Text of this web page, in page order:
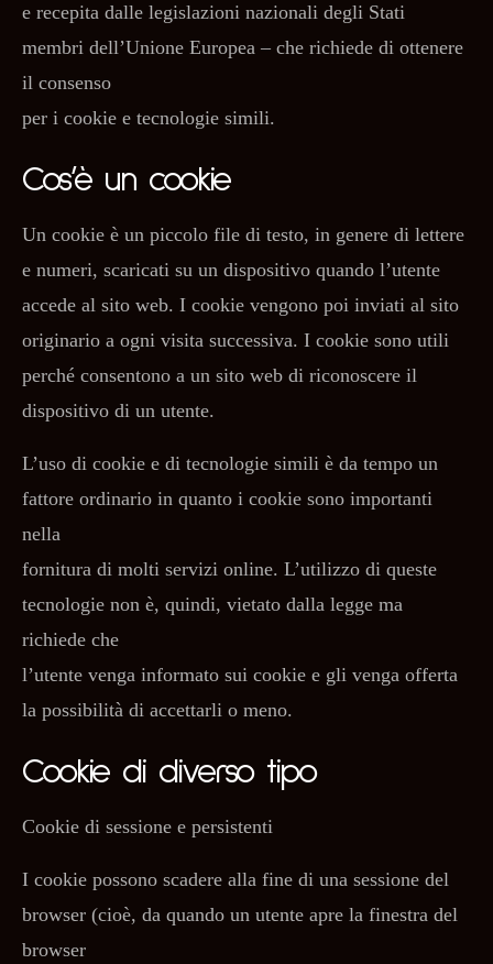
e recepita dalle legislazioni nazionali degli Stati
membri dell’Unione Europea – che richiede di ottenere
il consenso
per i cookie e tecnologie simili.
Cos’è un cookie
Un cookie è un piccolo file di testo, in genere di lettere
e numeri, scaricati su un dispositivo quando l’utente
accede al sito web. I cookie vengono poi inviati al sito
originario a ogni visita successiva. I cookie sono utili
perché consentono a un sito web di riconoscere il
dispositivo di un utente.
L’uso di cookie e di tecnologie simili è da tempo un
fattore ordinario in quanto i cookie sono importanti
nella
fornitura di molti servizi online. L’utilizzo di queste
tecnologie non è, quindi, vietato dalla legge ma
richiede che
l’utente venga informato sui cookie e gli venga offerta
la possibilità di accettarli o meno.
Cookie di diverso tipo
Cookie di sessione e persistenti
I cookie possono scadere alla fine di una sessione del
browser (cioè, da quando un utente apre la finestra del
browser